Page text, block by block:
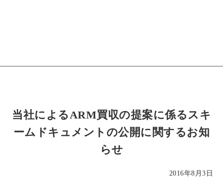
当社によるARM買収の提案に係るスキ
ームドキュメントの公開に関するお知
らせ
2016年8月3日